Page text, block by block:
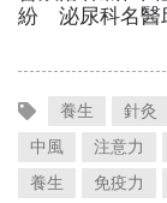
養生 針灸
中風
注意力
養生
免疫力